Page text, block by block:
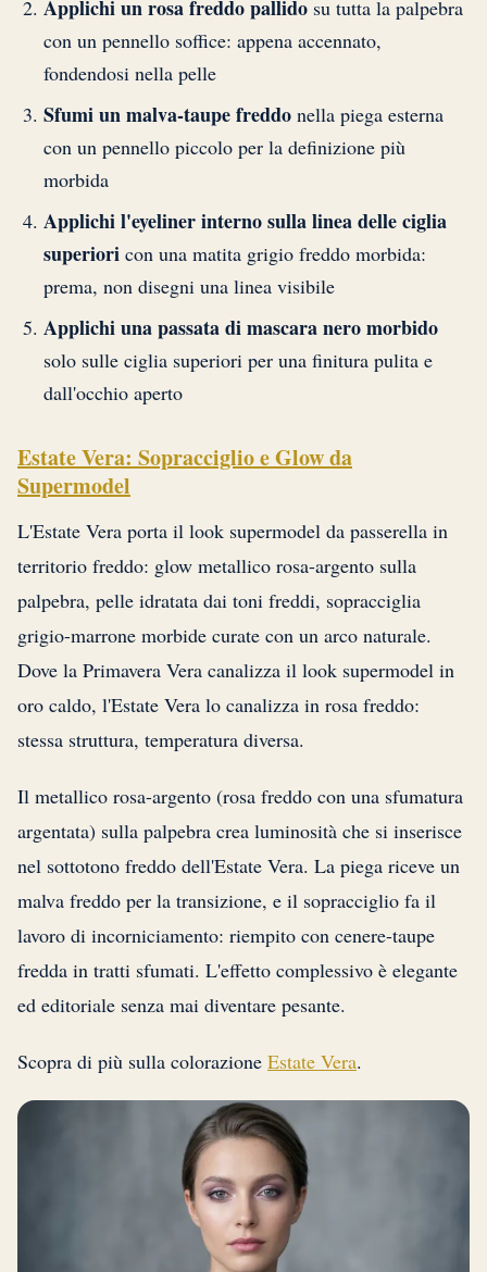
Applichi un rosa freddo pallido su tutta la palpebra
con un pennello soffice: appena accennato,
fondendosi nella pelle
Sfumi un malva-taupe freddo nella piega esterna
con un pennello piccolo per la definizione più
morbida
Applichi l'eyeliner interno sulla linea delle ciglia
superiori con una matita grigio freddo morbida:
prema, non disegni una linea visibile
Applichi una passata di mascara nero morbido
solo sulle ciglia superiori per una finitura pulita e
dall'occhio aperto
Estate Vera: Sopracciglio e Glow da
Supermodel
L'Estate Vera porta il look supermodel da passerella in
territorio freddo: glow metallico rosa-argento sulla
palpebra, pelle idratata dai toni freddi, sopracciglia
grigio-marrone morbide curate con un arco naturale.
Dove la Primavera Vera canalizza il look supermodel in
oro caldo, l'Estate Vera lo canalizza in rosa freddo:
stessa struttura, temperatura diversa.
Il metallico rosa-argento (rosa freddo con una sfumatura
argentata) sulla palpebra crea luminosità che si inserisce
nel sottotono freddo dell'Estate Vera. La piega riceve un
malva freddo per la transizione, e il sopracciglio fa il
lavoro di incorniciamento: riempito con cenere-taupe
fredda in tratti sfumati. L'effetto complessivo è elegante
ed editoriale senza mai diventare pesante.
Scopra di più sulla colorazione Estate Vera.